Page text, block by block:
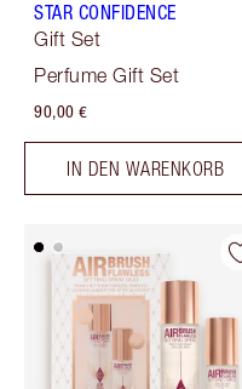
STAR CONFIDENCE
Gift Set
Perfume Gift Set
90,00 €
IN DEN WARENKORB